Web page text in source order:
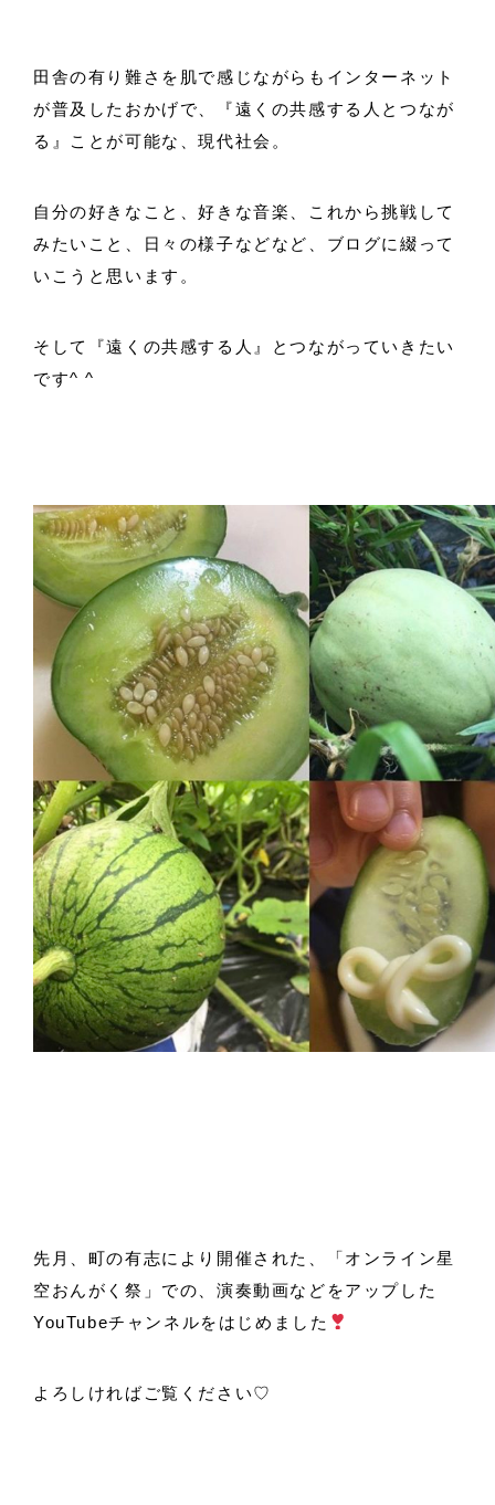
田舎の有り難さを肌で感じながらもインターネット
が普及したおかげで、『遠くの共感する人とつなが
る』ことが可能な、現代社会。
自分の好きなこと、好きな音楽、これから挑戦して
みたいこと、日々の様子などなど、ブログに綴って
いこうと思います。
そして『遠くの共感する人』とつながっていきたい
です^ ^
先月、町の有志により開催された、「オンライン星
空おんがく祭」での、演奏動画などをアップした
YouTubeチャンネルをはじめました
よろしければご覧ください♡